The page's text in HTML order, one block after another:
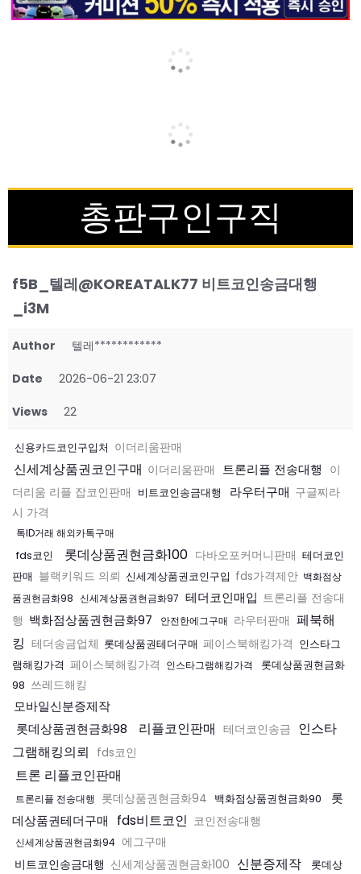
총판구인구직
f5B_텔레@KOREATALK77 비트코인송금대행
_i3M
Author 텔레************
Date 2026-06-21 23:07
Views 22
신용카드코인구입처 이더리움판매
신세계상품권코인구매 이더리움판매 트론리플 전송대행
이
더리움 리플 잡코인판매 비트코인송금대행 라우터구매 구글찌라
시 가격
톡ID거래 해외카톡구매
fds코인 롯데상품권현금화100 다바오포커머니판매 테더코인
판매 블랙키워드 의뢰 신세계상품권코인구입 fds가격제안 백화점상
품권현금화98 신세계상품권현금화97 테더코인매입 트론리플 전송대
행 백화점상품권현금화97 안전한에그구매 라우터판매 페북해
킹 테더송금업체 롯데상품권테더구매 페이스북해킹가격 인스타그
램해킹가격 페이스북해킹가격 인스타그램해킹가격
롯데상품권현금화
98 쓰레드해킹
모바일신분증제작
롯데상품권현금화98
리플코인판매 테더코인송금 인스타
그램해킹의뢰
fds코인
트론 리플코인판매
트론리플 전송대행 롯데상품권현금화94 백화점상품권현금화90
롯
데상품권테더구매
fds비트코인 코인전송대행
신세계상품권현금화94 에그구매
비트코인송금대행 신세계상품권현금화100 신분증제작
롯데상